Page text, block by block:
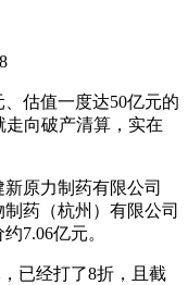
估值一度达50亿元的
向破产清算，实在
原力制药有限公司
药（杭州）有限公司
7.06亿元。
已经打了8折，且截